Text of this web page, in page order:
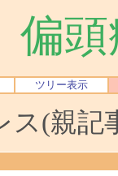
偏
ツリー表示
ス(親